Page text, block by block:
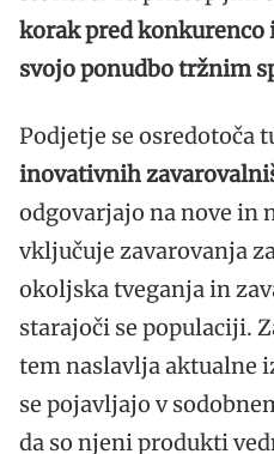
korak pred
svojo ponudbo tržnim
Podjetje se osredotoča
inovativnih
odgovarjajo na nove in
vključuje zavarovanja
okoljska tveganja in
starajoči se populaciji.
tem naslavlja aktualne
se pojavljajo v
da so njeni produkti